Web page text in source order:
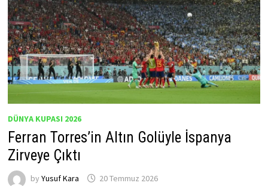
DÜNYA KUPASI 2026
Ferran Torres’in Altın Golüyle İspanya
Zirveye Çıktı
by Yusuf Kara 20 Temmuz 2026